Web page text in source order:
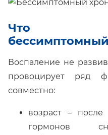
Что
Воспаление не
провоцирует ряд
совместно:
возраст –
гормонов